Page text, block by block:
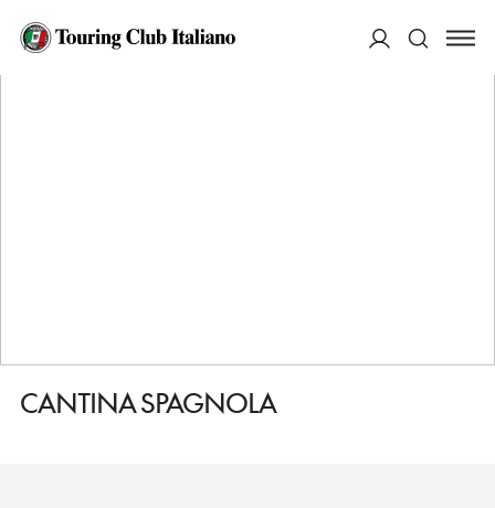
HOME
CANTINA SPAGNOLA